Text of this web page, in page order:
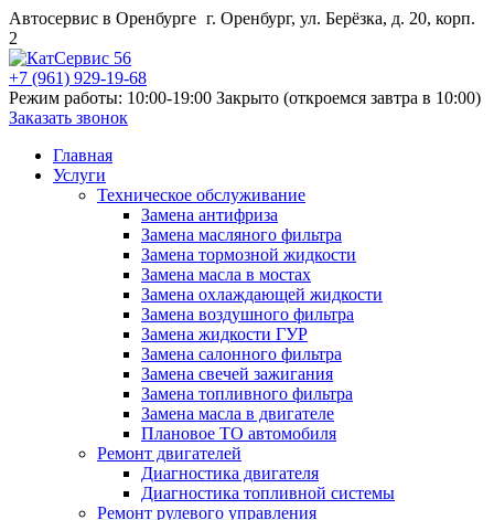
Автосервис в Оренбурге г. Оренбург, ул. Берёзка, д. 20, корп.
2
+7 (961) 929-19-68
Режим работы: 10:00-19:00 Закрыто (откроемся завтра в 10:00)
Заказать звонок
Главная
Услуги
Техническое обслуживание
Замена антифриза
Замена масляного фильтра
Замена тормозной жидкости
Замена масла в мостах
Замена охлаждающей жидкости
Замена воздушного фильтра
Замена жидкости ГУР
Замена салонного фильтра
Замена свечей зажигания
Замена топливного фильтра
Замена масла в двигателе
Плановое ТО автомобиля
Ремонт двигателей
Диагностика двигателя
Диагностика топливной системы
Ремонт рулевого управления